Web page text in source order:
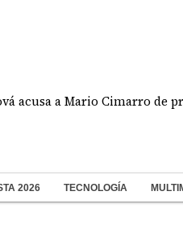
a Mario Cimarro de
2026 TECNOLOGÍA